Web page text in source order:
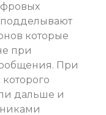
которые
при
При
дальше и